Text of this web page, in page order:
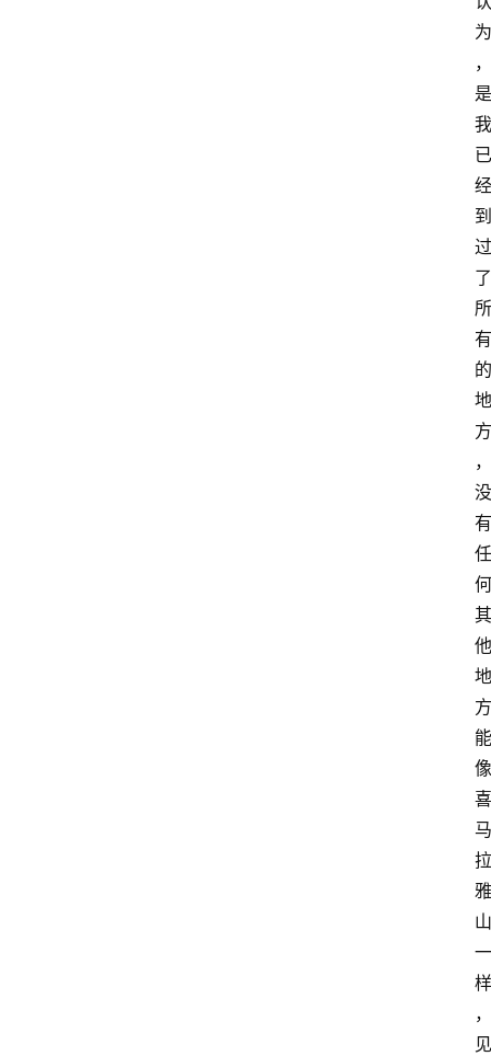
为
，
是
我
已
经
到
过
了
所
有
的
地
方
，
没
有
任
何
其
他
地
方
能
像
喜
马
拉
雅
山
一
样
，
见